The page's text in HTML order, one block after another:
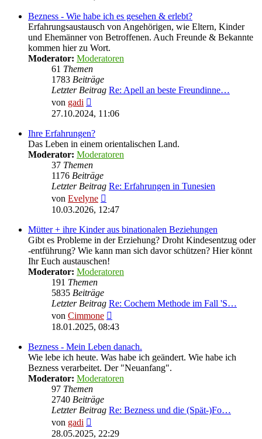
Bezness - Wie habe ich es gesehen & erlebt?
Erfahrungsaustausch von Angehörigen, wie Eltern, Kinder
und Ehemänner von Betroffenen. Auch Freunde & Bekannte
kommen hier zu Wort.
Moderator: Moderatoren
61 Themen
1783 Beiträge
Letzter Beitrag Re: Apell an beste Freundinne…
von gadi
Beitrag
27.10.2024, 11:06
Ihre Erfahrungen?
Das Leben in einem orientalischen Land.
Moderator: Moderatoren
37 Themen
1176 Beiträge
Letzter Beitrag Re: Erfahrungen in Tunesien
von Evelyne
Beitrag
10.03.2026, 12:47
Mütter + ihre Kinder aus binationalen Beziehungen
Gibt es Probleme in der Erziehung? Droht Kindesentzug oder
-entführung? Wie kann man sich davor schützen? Hier könnt
Ihr Euch austauschen!
Moderator: Moderatoren
191 Themen
5835 Beiträge
Letzter Beitrag Re: Cochem Methode im Fall 'S…
von Cimmone
Beitrag
18.01.2025, 08:43
Bezness - Mein Leben danach.
Wie lebe ich heute. Was habe ich geändert. Wie habe ich
Bezness verarbeitet. Der "Neuanfang".
Moderator: Moderatoren
97 Themen
2740 Beiträge
Letzter Beitrag Re: Bezness und die (Spät-)Fo…
von gadi
Beitrag
28.05.2025, 22:29